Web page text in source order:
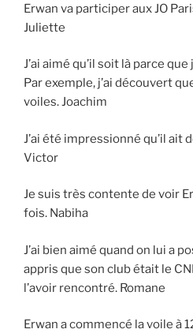
Erwan va participer aux JO
Juliette
J’ai aimé qu’il soit là parce
Par exemple, j’ai découvert
voiles. Joachim
J’ai été impressionné qu’il ait
Victor
Je suis très contente de voir
fois. Nabiha
J’ai bien aimé quand on lui a
appris que son club était le
l’avoir rencontré. Romane
Erwan a commencé la voile à